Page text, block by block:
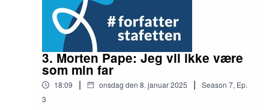
3. Morten Pape: Jeg vil ikke være
som min far
18:09 | onsdag den 8. januar 2025 | Season 7, Ep.
3